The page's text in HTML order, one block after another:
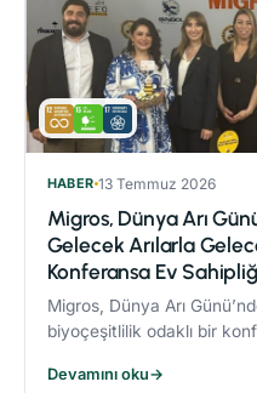
HABER 13 Temmuz 2026
Migros, Dünya Arı
Gelecek Arılarla
Konferansa Ev
Migros, Dünya Arı
biyoçeşitlilik odaklı bir
çevre dostu üretim konuları
Devamını oku→